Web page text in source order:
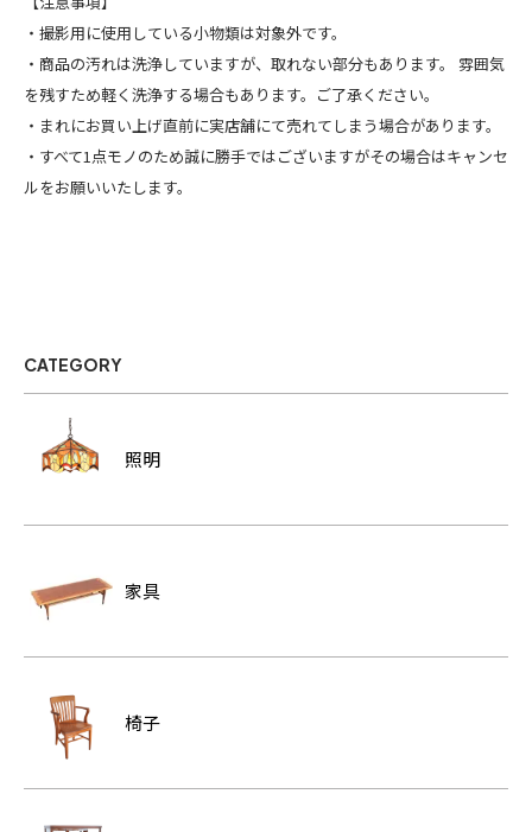
・撮影用に使用している小物類は対象外です。
・商品の汚れは洗浄していますが、取れない部分もあります。 雰囲気
を残すため軽く洗浄する場合もあります。ご了承ください。
・まれにお買い上げ直前に実店舗にて売れてしまう場合があります。
・すべて1点モノのため誠に勝手ではございますがその場合はキャンセ
ルをお願いいたします。
CATEGORY
照明
家具
椅子